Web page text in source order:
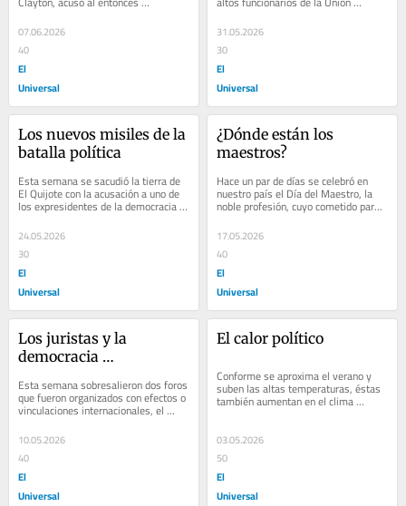
gobernador de Sinaloa, Rubén Rocha
Moya y a sus más...
07.06.2026
40
El
Universal
Presidenta de la...
31.05.2026
30
El
Universal
Los nuevos misiles de la
batalla política
Esta semana se sacudió la tierra de
El Quijote con la acusación a uno de
los expresidentes de la democracia
española, venturosamente iniciada
en...
24.05.2026
30
El
Universal
¿Dónde están los
maestros?
Hace un par de días se celebró en
nuestro país el Día del Maestro, la
noble profesión, cuyo cometido para
quienes se dedican a ella, es
cultivar...
17.05.2026
40
El
Universal
Los juristas y la
democracia
Esta semana sobresalieron dos foros
que fueron organizados con efectos o
vinculaciones internacionales, el
primero es el de la World Law
Foundation,...
10.05.2026
40
El
Universal
El calor político
Conforme se aproxima el verano y
suben las altas temperaturas, éstas
también aumentan en el clima
03.05.2026
50
El
Universal